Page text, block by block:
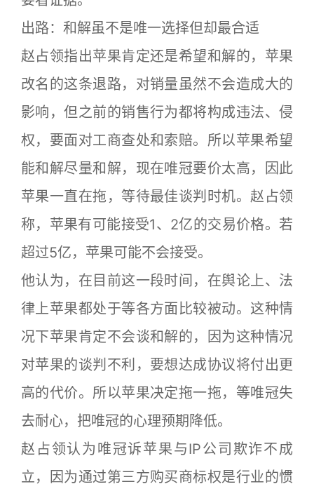
出路：和解虽不是唯一选择但却最合适
赵占领指出苹果肯定还是希望和解的，苹果
改名的这条退路，对销量虽然不会造成大的
影响，但之前的销售行为都将构成违法、侵
权，要面对工商查处和索赔。所以苹果希望
能和解尽量和解，现在唯冠要价太高，因此
苹果一直在拖，等待最佳谈判时机。赵占领
称，苹果有可能接受1、2亿的交易价格。若
超过5亿，苹果可能不会接受。
他认为，在目前这一段时间，在舆论上、法
律上苹果都处于等各方面比较被动。这种情
况下苹果肯定不会谈和解的，因为这种情况
对苹果的谈判不利，要想达成协议将付出更
高的代价。所以苹果决定拖一拖，等唯冠失
去耐心，把唯冠的心理预期降低。
赵占领认为唯冠诉苹果与IP公司欺诈不成
立，因为通过第三方购买商标权是行业的惯